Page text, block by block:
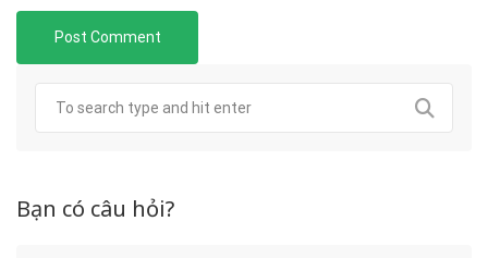
Bạn có câu hỏi?